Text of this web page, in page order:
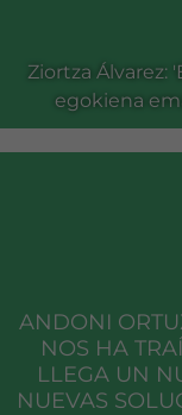
Ziortza Álvarez:
egokiena
ANDONI
NOS HA
LLEGA UN
NUEVAS